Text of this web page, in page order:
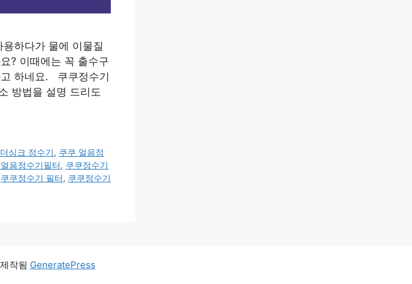
하다가 물에 이물질
? 이때에는 꼭 출수구
고 하네요. 쿠쿠정수기
방법을 설명 드리도
싱크 정수기, 쿠쿠 얼음정
음정수기필터, 쿠쿠정수기
쿠쿠정수기 필터, 쿠쿠정수기
작됨 GeneratePress